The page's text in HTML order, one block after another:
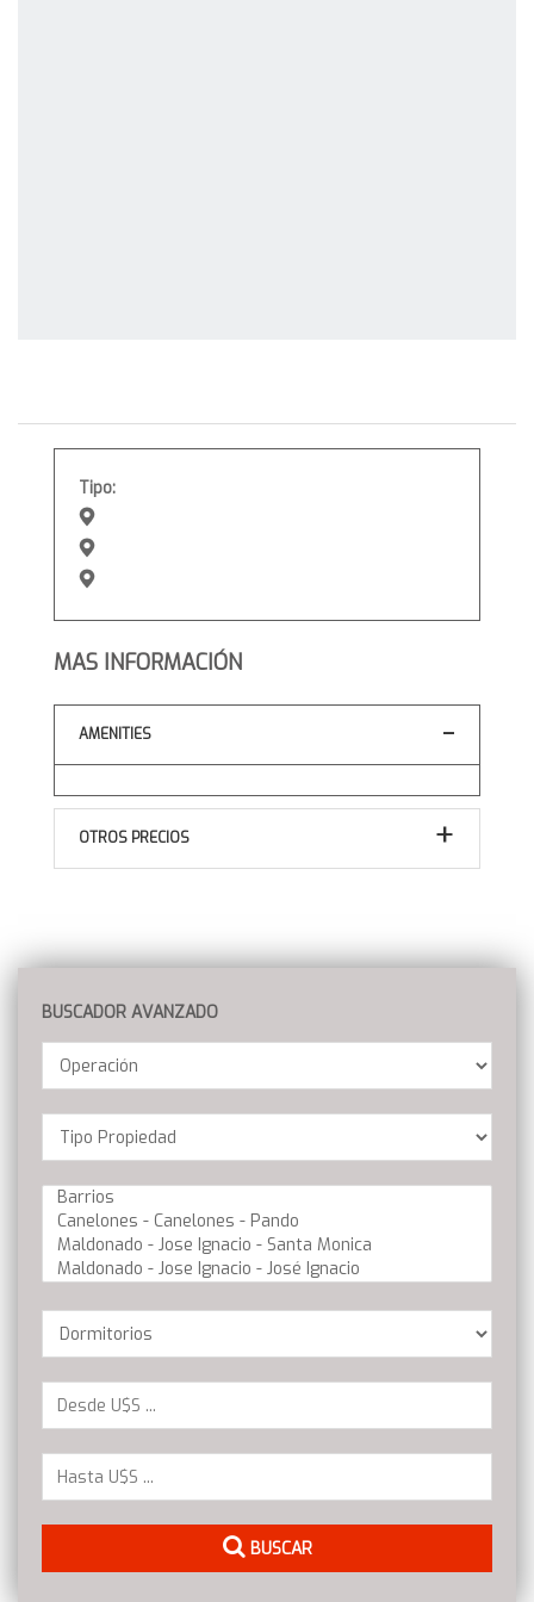
Tipo:
MAS INFORMACIÓN
AMENITIES
OTROS PRECIOS
BUSCADOR AVANZADO
Operación
Location
Barrios
Dormitorios
BUSCAR